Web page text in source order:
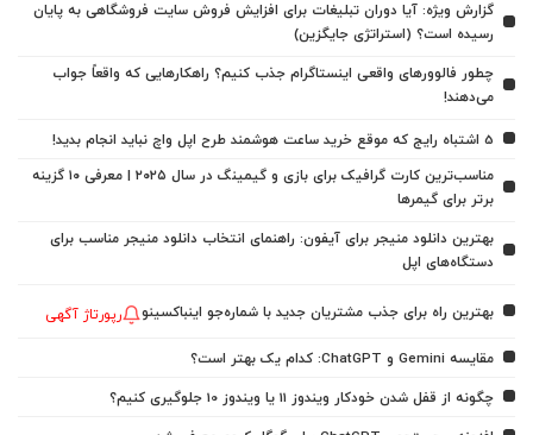
گزارش ویژه: آیا دوران تبلیغات برای افزایش فروش سایت فروشگاهی به پایان
رسیده است؟ (استراتژی جایگزین)
چطور فالوورهای واقعی اینستاگرام جذب کنیم؟ راهکارهایی که واقعاً جواب
می‌دهند!
5 اشتباه رایج که موقع خرید ساعت هوشمند طرح اپل واچ نباید انجام بدید!
مناسب‌ترین کارت گرافیک برای بازی و گیمینگ در سال ۲۰۲۵ | معرفی ۱۰ گزینه
برتر برای گیمرها
بهترین دانلود منیجر برای آیفون: راهنمای انتخاب دانلود منیجر مناسب برای
دستگاه‌های اپل
بهترین راه برای جذب مشتریان جدید با شماره‌جو اینباکسینو رپورتاژ آگهی
مقایسه Gemini و ChatGPT: کدام یک بهتر است؟
چگونه از قفل شدن خودکار ویندوز 11 یا ویندوز 10 جلوگیری کنیم؟